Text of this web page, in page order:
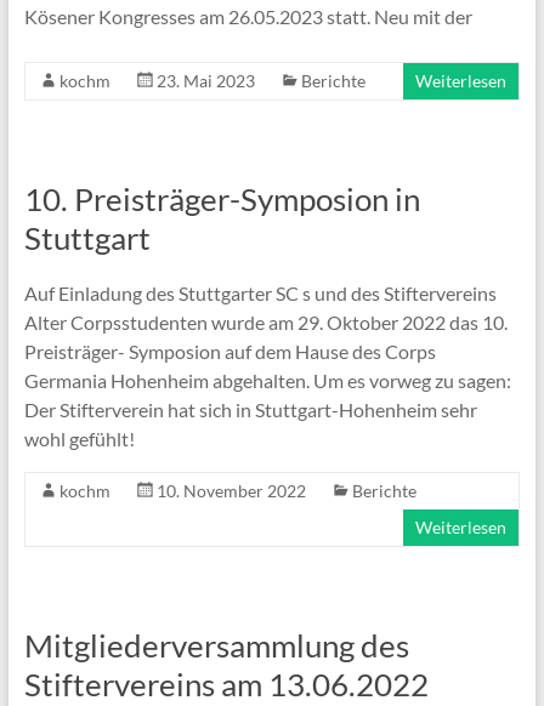
Kösener Kongresses am 26.05.2023 statt. Neu mit der
kochm 23. Mai 2023 Berichte Weiterlesen
10. Preisträger-Symposion in
Stuttgart
Auf Einladung des Stuttgarter SC s und des Stiftervereins
Alter Corpsstudenten wurde am 29. Oktober 2022 das 10.
Preisträger- Symposion auf dem Hause des Corps
Germania Hohenheim abgehalten. Um es vorweg zu sagen:
Der Stifterverein hat sich in Stuttgart-Hohenheim sehr
wohl gefühlt!
kochm 10. November 2022
Berichte
Weiterlesen
Mitgliederversammlung des
Stiftervereins am 13.06.2022